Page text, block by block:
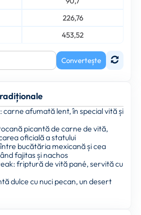
226,76
453,52
Convertește
carne afumată lent, în special vită și
picantă de carne de vită,
oficială a statului
bucătăria mexicană și cea
fajitas și nachos
friptură de vită pané, servită cu
dulce cu nuci pecan, un desert